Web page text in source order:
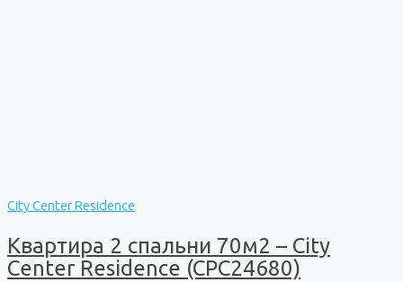
City Center Residence
Квартира 2 спальни 70м2 – City
Center Residence (CPC24680)